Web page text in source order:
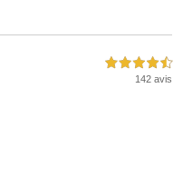
4,5 étoiles sur 5
142 avis